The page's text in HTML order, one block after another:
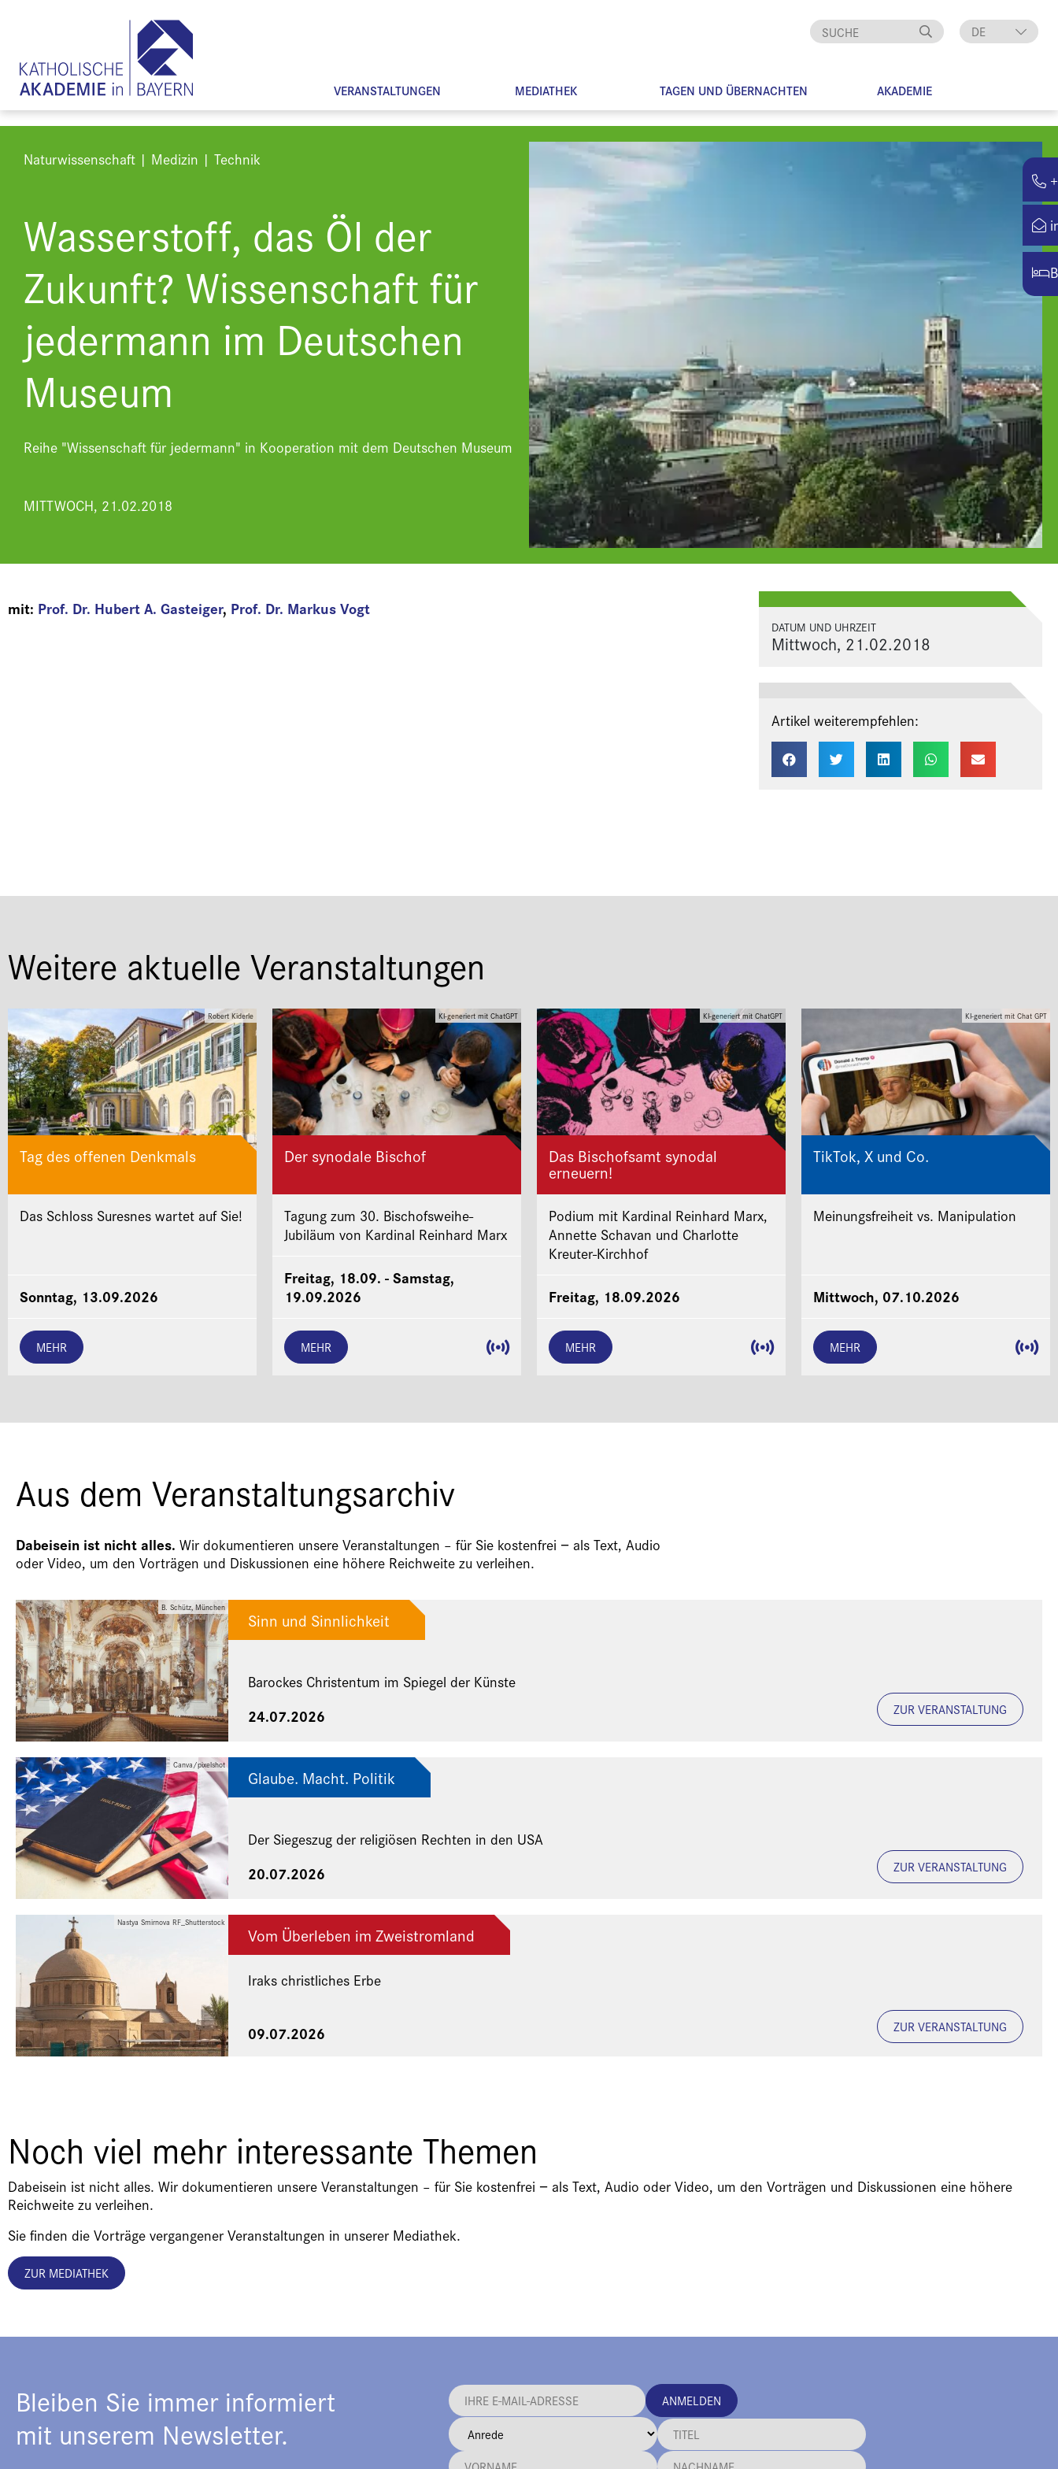
DE
VERANSTALTUNGEN MEDIATHEK TAGEN UND ÜBERNACHTEN AKADEMIE
Naturwissenschaft | Medizin | Technik
Wasserstoff, das Öl der
Zukunft? Wissenschaft für
jedermann im Deutschen
Museum
Reihe "Wissenschaft für jedermann" in Kooperation mit dem Deutschen Museum
MITTWOCH, 21.02.2018
mit: Prof. Dr. Hubert A. Gasteiger, Prof. Dr. Markus Vogt
DATUM UND UHRZEIT
Mittwoch, 21.02.2018
Artikel weiterempfehlen:
Weitere aktuelle Veranstaltungen
Robert Kiderle
Tag des offenen Denkmals
Das Schloss Suresnes wartet auf Sie!
Sonntag, 13.09.2026
MEHR
KI-generiert mit ChatGPT
Der synodale Bischof
Tagung zum 30. Bischofsweihe-
Jubiläum von Kardinal Reinhard Marx
Freitag, 18.09. - Samstag,
19.09.2026
MEHR
KI-generiert mit ChatGPT
Das Bischofsamt synodal
erneuern!
Podium mit Kardinal Reinhard Marx,
Annette Schavan und Charlotte
Kreuter-Kirchhof
Freitag, 18.09.2026
MEHR
KI-generiert mit Chat GPT
TikTok, X und Co.
Meinungsfreiheit vs. Manipulation
Mittwoch, 07.10.2026
MEHR
Aus dem Veranstaltungsarchiv
Dabeisein ist nicht alles. Wir dokumentieren unsere Veranstaltungen – für Sie kostenfrei − als Text, Audio
oder Video, um den Vorträgen und Diskussionen eine höhere Reichweite zu verleihen.
B. Schütz, München
Sinn und Sinnlichkeit
Barockes Christentum im Spiegel der Künste
24.07.2026 ZUR VERANSTALTUNG
Canva/pixelshot
Glaube. Macht. Politik
Der Siegeszug der religiösen Rechten in den USA
20.07.2026 ZUR VERANSTALTUNG
Nastya Smirnova RF_Shutterstock
Vom Überleben im Zweistromland
Iraks christliches Erbe
09.07.2026 ZUR VERANSTALTUNG
Noch viel mehr interessante Themen
Dabeisein ist nicht alles. Wir dokumentieren unsere Veranstaltungen – für Sie kostenfrei − als Text, Audio oder Video, um den Vorträgen und Diskussionen eine höhere
Reichweite zu verleihen.
Sie finden die Vorträge vergangener Veranstaltungen in unserer Mediathek.
ZUR MEDIATHEK
Bleiben Sie immer informiert
mit unserem Newsletter.
ANMELDEN